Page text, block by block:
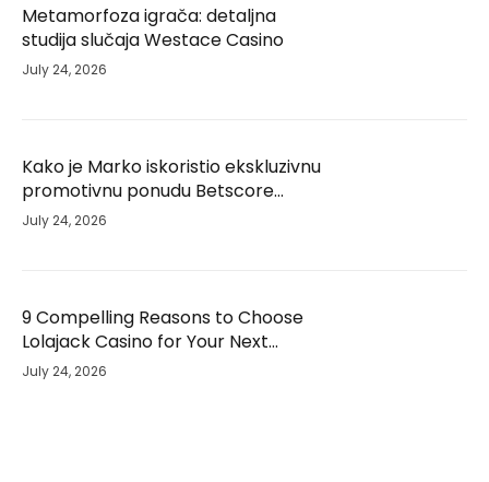
Metamorfoza igrača: detaljna
studija slučaja Westace Casino
July 24, 2026
Kako je Marko iskoristio ekskluzivnu
promotivnu ponudu Betscore
Casino i unaprijedio svoje iskustvo –
July 24, 2026
9 Compelling Reasons to Choose
Lolajack Casino for Your Next
Gaming Adventure
July 24, 2026